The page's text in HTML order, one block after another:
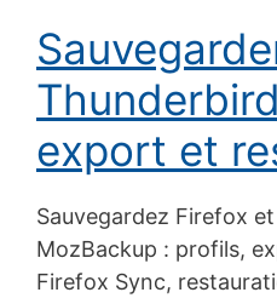
export et
Sauvegardez Firefox
MozBackup : profils,
Firefox Sync,